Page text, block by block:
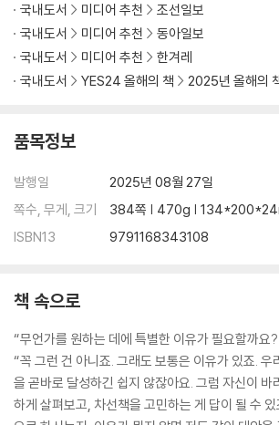
국내도서
미디어 추천
조선일보
국내도서
미디어 추천
동아일보
국내도서
미디어 추천
한겨레
국내도서
YES24 올해의 책 2025년 올해의
품목정보
발행일
2025년 08월 27일
쪽수, 무게, 크기
384쪽 | 470g |
ISBN13
9791168343108
책 속으로
“무언가를 원하는 데에 특별한 이유가 필요할까요
“꼭 그런 건 아니죠. 그래도 보통은 이유가 있죠. 우
을 곧바로 달성하긴 쉽지 않잖아요. 그럼 자신이 바
하게 살펴보고, 차선책을 고민하는 게 답이 될 수